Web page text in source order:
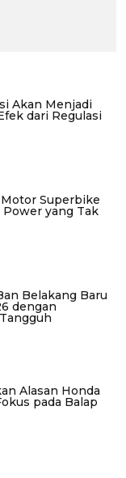
Akan Menjadi
dari Regulasi
Superbike
yang Tak
Belakang Baru
dengan
Alasan Honda
pada Balap